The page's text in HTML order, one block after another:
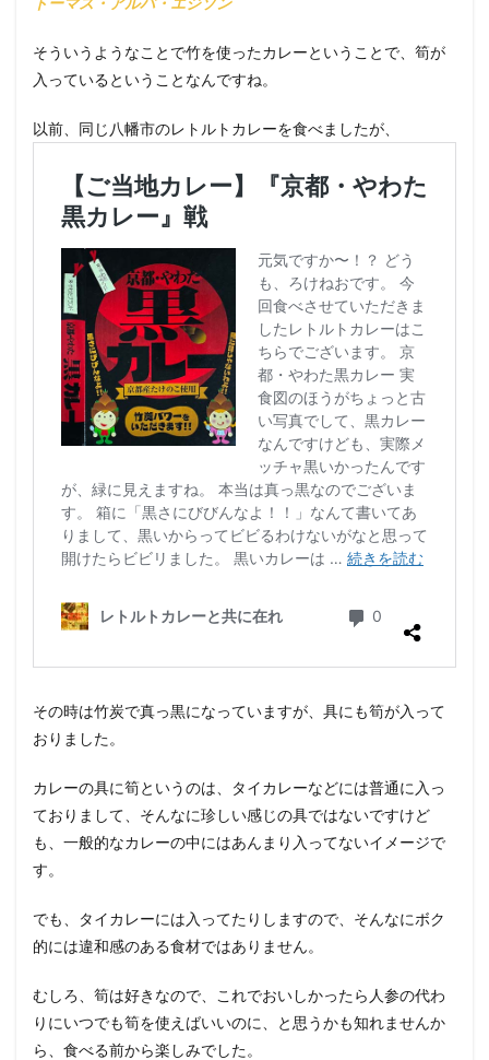
そういうようなことで竹を使ったカレーということで、筍が
入っているということなんですね。
以前、同じ八幡市のレトルトカレーを食べましたが、
その時は竹炭で真っ黒になっていますが、具にも筍が入って
おりました。
カレーの具に筍というのは、タイカレーなどには普通に入っ
ておりまして、そんなに珍しい感じの具ではないですけど
も、一般的なカレーの中にはあんまり入ってないイメージで
す。
でも、タイカレーには入ってたりしますので、そんなにボク
的には違和感のある食材ではありません。
むしろ、筍は好きなので、これでおいしかったら人参の代わ
りにいつでも筍を使えばいいのに、と思うかも知れませんか
ら、食べる前から楽しみでした。